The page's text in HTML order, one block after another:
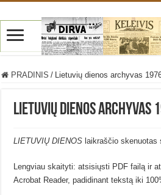
PRADINIS / Lietuvių dienos archyvas
Lietuvių dienos archyvas
LIETUVIŲ DIENOS laikraščio skenuotas
Lengviau skaityti: atsisiųsti PDF failą ir
Acrobat Reader, padidinant tekstą iki